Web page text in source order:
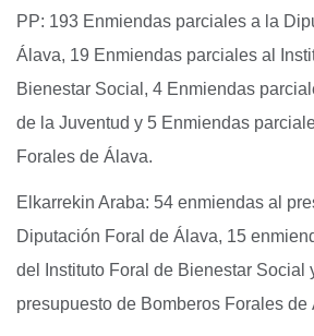
PP: 193 Enmiendas parciales a la
Álava, 19 Enmiendas parciales al
Bienestar Social, 4 Enmiendas
de la Juventud y 5 Enmiendas
Forales de Álava.
Elkarrekin Araba: 54 enmiendas al
Diputación Foral de Álava, 15
del Instituto Foral de Bienestar Social
presupuesto de Bomberos Forales de